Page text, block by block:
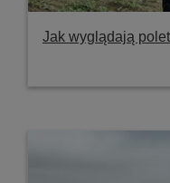
Jak wyglądają